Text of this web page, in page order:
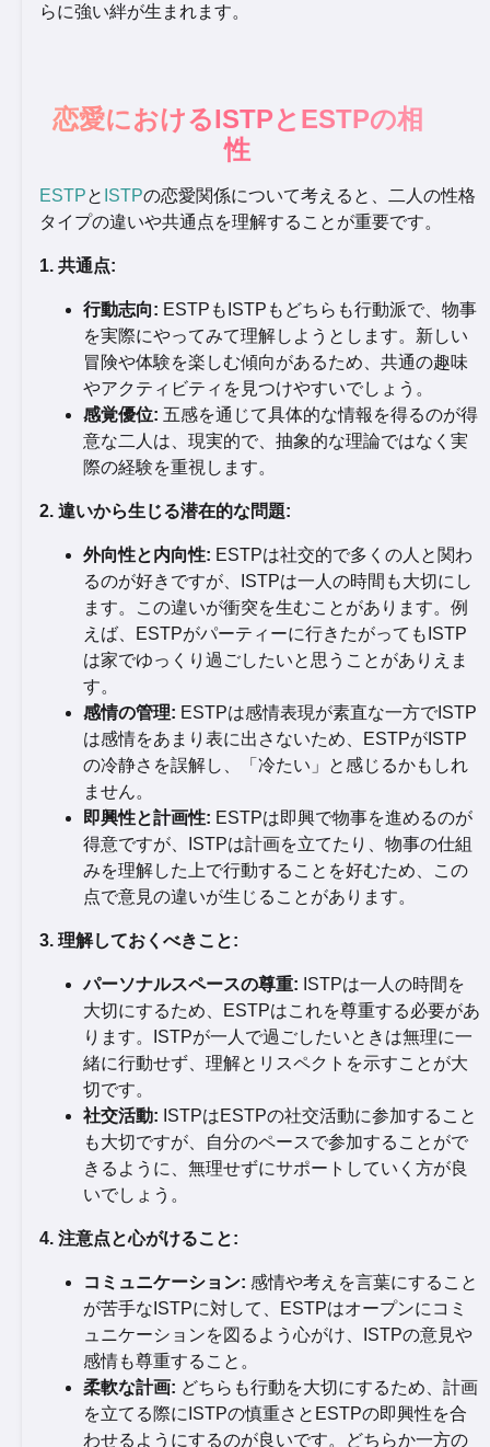
らに強い絆が生まれます。
恋愛におけるISTPとESTPの相
性
ESTPと ISTPの恋愛関係について考えると、二人の性格
タイプの違いや共通点を理解することが重要です。
1. 共通点:
行動志向: ESTPもISTPもどちらも行動派で、物事
を実際にやってみて理解しようとします。新しい
冒険や体験を楽しむ傾向があるため、共通の趣味
やアクティビティを見つけやすいでしょう。
感覚優位: 五感を通じて具体的な情報を得るのが得
意な二人は、現実的で、抽象的な理論ではなく実
際の経験を重視します。
2. 違いから生じる潜在的な問題:
外向性と内向性: ESTPは社交的で多くの人と関わ
るのが好きですが、ISTPは一人の時間も大切にし
ます。この違いが衝突を生むことがあります。例
えば、ESTPがパーティーに行きたがってもISTP
は家でゆっくり過ごしたいと思うことがありえま
す。
感情の管理: ESTPは感情表現が素直な一方でISTP
は感情をあまり表に出さないため、ESTPがISTP
の冷静さを誤解し、「冷たい」と感じるかもしれ
ません。
即興性と計画性: ESTPは即興で物事を進めるのが
得意ですが、ISTPは計画を立てたり、物事の仕組
みを理解した上で行動することを好むため、この
点で意見の違いが生じることがあります。
3. 理解しておくべきこと:
パーソナルスペースの尊重: ISTPは一人の時間を
大切にするため、ESTPはこれを尊重する必要があ
ります。ISTPが一人で過ごしたいときは無理に一
緒に行動せず、理解とリスペクトを示すことが大
切です。
社交活動: ISTPはESTPの社交活動に参加すること
も大切ですが、自分のペースで参加することがで
きるように、無理せずにサポートしていく方が良
いでしょう。
4. 注意点と心がけること:
コミュニケーション: 感情や考えを言葉にすること
が苦手なISTPに対して、ESTPはオープンにコミ
ュニケーションを図るよう心がけ、ISTPの意見や
感情も尊重すること。
柔軟な計画: どちらも行動を大切にするため、計画
を立てる際にISTPの慎重さとESTPの即興性を合
わせるようにするのが良いです。どちらか一方の